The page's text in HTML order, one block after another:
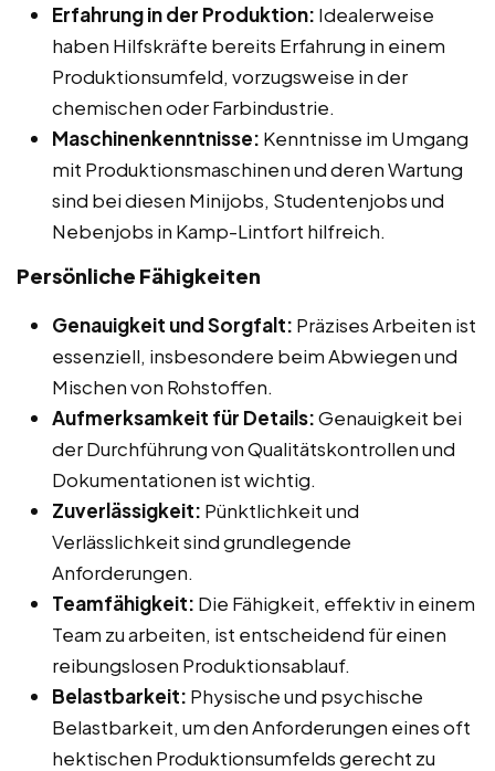
Erfahrung in der Produktion: Idealerweise
haben Hilfskräfte bereits Erfahrung in einem
Produktionsumfeld, vorzugsweise in der
chemischen oder Farbindustrie.
Maschinenkenntnisse: Kenntnisse im Umgang
mit Produktionsmaschinen und deren Wartung
sind bei diesen Minijobs, Studentenjobs und
Nebenjobs in Kamp-Lintfort hilfreich.
Persönliche Fähigkeiten
Genauigkeit und Sorgfalt: Präzises Arbeiten ist
essenziell, insbesondere beim Abwiegen und
Mischen von Rohstoffen.
Aufmerksamkeit für Details:Genauigkeit bei
der Durchführung von Qualitätskontrollen und
Dokumentationen ist wichtig.
Zuverlässigkeit: Pünktlichkeit und
Verlässlichkeit sind grundlegende
Anforderungen.
Teamfähigkeit: Die Fähigkeit, effektiv in einem
Team zu arbeiten, ist entscheidend für einen
reibungslosen Produktionsablauf.
Belastbarkeit: Physische und psychische
Belastbarkeit, um den Anforderungen eines oft
hektischen Produktionsumfelds gerecht zu